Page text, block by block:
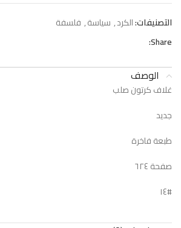
التصنيفات:الكرد, سياسة, فلسفة
Share:
الوصف
غلاف كرتون صلب
جديد
طبعة فاخرة
صفحة ٦٢٤
#١٤